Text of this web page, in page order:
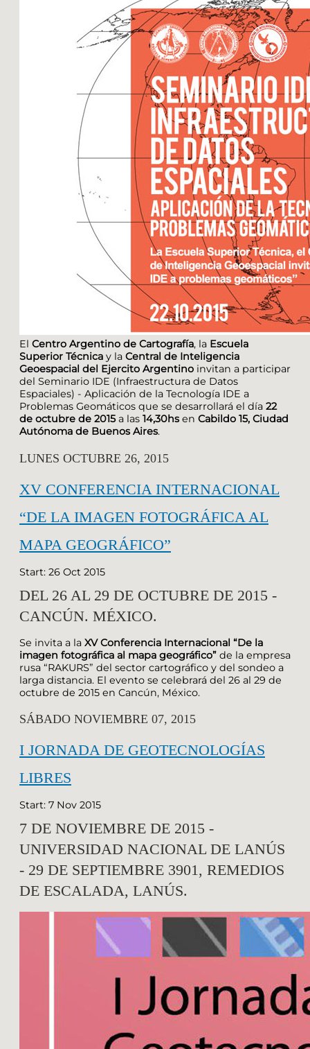
El Centro Argentino de Cartografía, la Escuela
Superior Técnica y la Central de Inteligencia
Geoespacial del Ejercito Argentino invitan a participar
del Seminario IDE (Infraestructura de Datos
Espaciales) - Aplicación de la Tecnología IDE a
Problemas Geomáticos que se desarrollará el día 22
de octubre de 2015a las 14,30hsen Cabildo 15, Ciudad
Autónoma de Buenos Aires.
LUNES OCTUBRE 26, 2015
XV CONFERENCIA INTERNACIONAL
“DE LA IMAGEN FOTOGRÁFICA AL
MAPA GEOGRÁFICO”
Start: 26 Oct 2015
DEL 26 AL 29 DE OCTUBRE DE 2015 -
CANCÚN. MÉXICO.
Se invita a la XV Conferencia Internacional “De la
imagen fotográfica al mapa geográfico” de la empresa
rusa “RAKURS” del sector cartográfico y del sondeo a
larga distancia. El evento se celebrará del 26 al 29 de
octubre de 2015 en Cancún, México.
SÁBADO NOVIEMBRE 07, 2015
I JORNADA DE GEOTECNOLOGÍAS
LIBRES
Start: 7 Nov 2015
7 DE NOVIEMBRE DE 2015 -
UNIVERSIDAD NACIONAL DE LANÚS
- 29 DE SEPTIEMBRE 3901, REMEDIOS
DE ESCALADA, LANÚS.